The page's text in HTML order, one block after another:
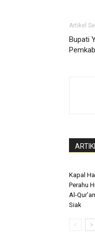
Artikel
Bupati
Kapal
Perahu
Al-
Siak